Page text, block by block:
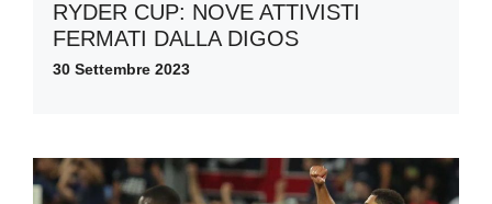
RYDER CUP: NOVE ATTIVISTI
FERMATI DALLA DIGOS
30 Settembre 2023